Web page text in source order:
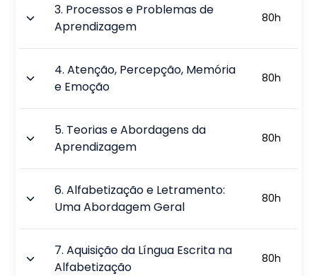
3. Processos e Problemas de
Aprendizagem
80h
4.Atenção, Percepção, Memória
e Emoção
80h
5. Teorias e Abordagens da
Aprendizagem
80h
6.Alfabetização e Letramento:
Uma Abordagem Geral
80h
7.Aquisição da Língua Escrita na
Alfabetização
80h